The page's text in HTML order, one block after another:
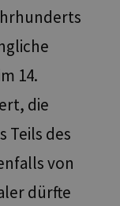
14.
die
Teils des
von
dürfte